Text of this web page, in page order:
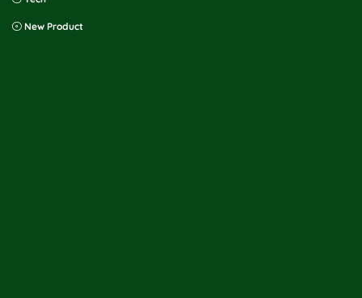
New Product